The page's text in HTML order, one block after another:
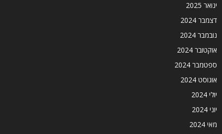
ינואר 2025
דצמבר 2024
נובמבר 2024
אוקטובר 2024
ספטמבר 2024
אוגוסט 2024
יולי 2024
יוני 2024
מאי 2024